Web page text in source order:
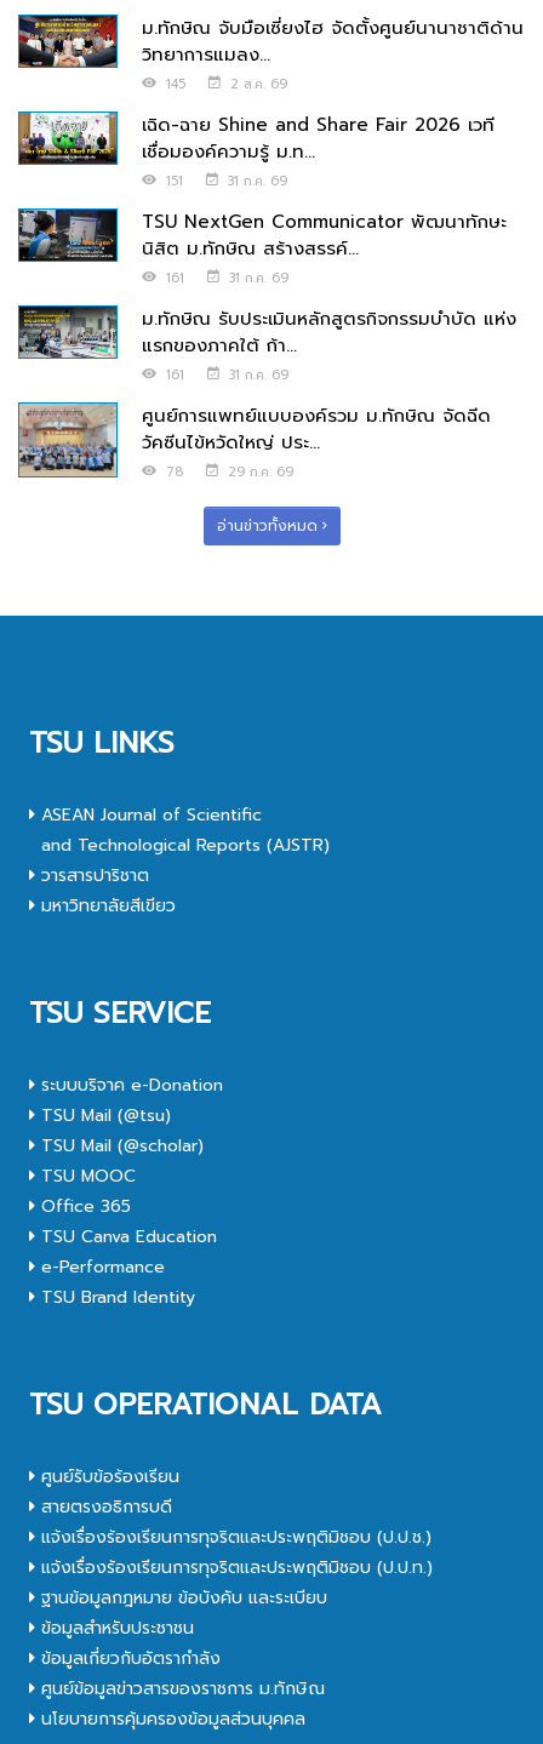
ม.ทักษิณ จับมือเซี่ยงไฮ จัดตั้งศูนย์นานาชาติด้าน
วิทยาการแมลง...
145 2 ส.ค. 69
เฉิด-ฉาย Shine and Share Fair 2026 เวที
เชื่อมองค์ความรู้ ม.ท...
151 31 ก.ค. 69
TSU NextGen Communicator พัฒนาทักษะ
นิสิต ม.ทักษิณ สร้างสรรค์...
161 31 ก.ค. 69
ม.ทักษิณ รับประเมินหลักสูตรกิจกรรมบำบัด แห่ง
แรกของภาคใต้ ก้า...
161 31 ก.ค. 69
ศูนย์การแพทย์แบบองค์รวม ม.ทักษิณ จัดฉีด
วัคซีนไข้หวัดใหญ่ ประ...
78 29 ก.ค. 69
อ่านข่าวทั้งหมด
TSU LINKS
ASEAN Journal of Scientific
and Technological Reports (AJSTR)
วารสารปาริชาต
มหาวิทยาลัยสีเขียว
TSU SERVICE
ระบบบริจาค e-Donation
TSU Mail (@tsu)
TSU Mail (@scholar)
TSU MOOC
Office 365
TSU Canva Education
e-Performance
TSU Brand Identity
TSU OPERATIONAL DATA
ศูนย์รับข้อร้องเรียน
สายตรงอธิการบดี
แจ้งเรื่องร้องเรียนการทุจริตและประพฤติมิชอบ (ป.ป.ช.)
แจ้งเรื่องร้องเรียนการทุจริตและประพฤติมิชอบ (ป.ป.ท.)
ฐานข้อมูลกฎหมาย ข้อบังคับ และระเบียบ
ข้อมูลสำหรับประชาชน
ข้อมูลเกี่ยวกับอัตรากำลัง
ศูนย์ข้อมูลข่าวสารของราชการ ม.ทักษิณ
นโยบายการคุ้มครองข้อมูลส่วนบุคคล